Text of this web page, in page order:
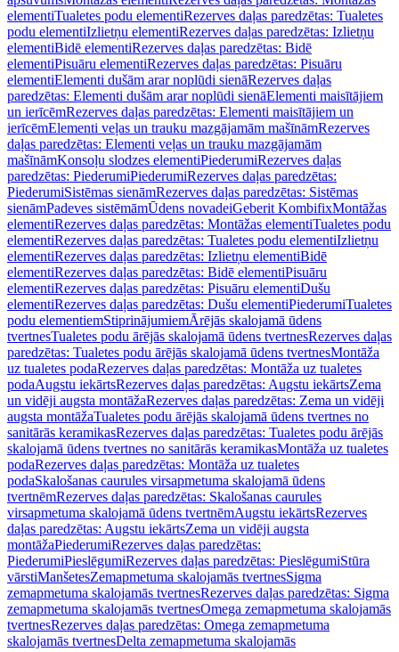
elementiTualetes podu elementiRezerves daļas paredzētas: Tualetes
podu elementiIzlietņu elementiRezerves daļas paredzētas: Izlietņu
elementiBidē elementiRezerves daļas paredzētas: Bidē
elementiPisuāru elementiRezerves daļas paredzētas: Pisuāru
elementiElementi dušām arar noplūdi sienāRezerves daļas
paredzētas: Elementi dušām arar noplūdi sienāElementi maisītājiem
un ierīcēmRezerves daļas paredzētas: Elementi maisītājiem un
ierīcēmElementi veļas un trauku mazgājamām mašīnāmRezerves
daļas paredzētas: Elementi veļas un trauku mazgājamām
mašīnāmKonsoļu slodzes elementiPiederumiRezerves daļas
paredzētas: PiederumiPiederumiRezerves daļas paredzētas:
PiederumiSistēmas sienāmRezerves daļas paredzētas: Sistēmas
sienāmPadeves sistēmāmŪdens novadeiGeberit KombifixMontāžas
elementiRezerves daļas paredzētas: Montāžas elementiTualetes podu
elementiRezerves daļas paredzētas: Tualetes podu elementiIzlietņu
elementiRezerves daļas paredzētas: Izlietņu elementiBidē
elementiRezerves daļas paredzētas: Bidē elementiPisuāru
elementiRezerves daļas paredzētas: Pisuāru elementiDušu
elementiRezerves daļas paredzētas: Dušu elementiPiederumiTualetes
podu elementiemStiprinājumiemĀrējās skalojamā ūdens
tvertnesTualetes podu ārējās skalojamā ūdens tvertnesRezerves daļas
paredzētas: Tualetes podu ārējās skalojamā ūdens tvertnesMontāža
uz tualetes podaRezerves daļas paredzētas: Montāža uz tualetes
podaAugstu iekārtsRezerves daļas paredzētas: Augstu iekārtsZema
un vidēji augsta montāžaRezerves daļas paredzētas: Zema un vidēji
augsta montāžaTualetes podu ārējās skalojamā ūdens tvertnes no
sanitārās keramikasRezerves daļas paredzētas: Tualetes podu ārējās
skalojamā ūdens tvertnes no sanitārās keramikasMontāža uz tualetes
podaRezerves daļas paredzētas: Montāža uz tualetes
podaSkalošanas caurules virsapmetuma skalojamā ūdens
tvertnēmRezerves daļas paredzētas: Skalošanas caurules
virsapmetuma skalojamā ūdens tvertnēmAugstu iekārtsRezerves
daļas paredzētas: Augstu iekārtsZema un vidēji augsta
montāžaPiederumiRezerves daļas paredzētas:
PiederumiPieslēgumiRezerves daļas paredzētas: PieslēgumiStūra
vārstiManšetesZemapmetuma skalojamās tvertnesSigma
zemapmetuma skalojamās tvertnesRezerves daļas paredzētas: Sigma
zemapmetuma skalojamās tvertnesOmega zemapmetuma skalojamās
tvertnesRezerves daļas paredzētas: Omega zemapmetuma
skalojamās tvertnesDelta zemapmetuma skalojamās